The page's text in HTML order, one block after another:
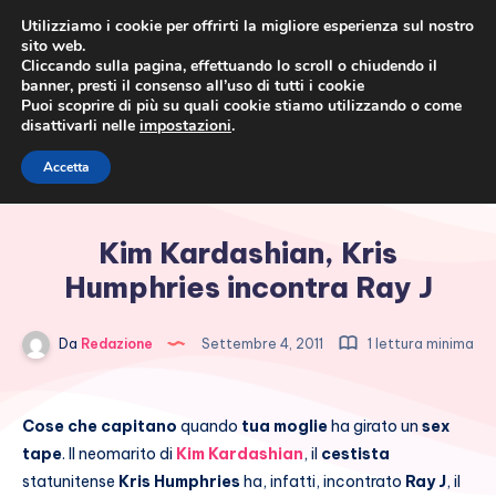
Kim Kardashian, Kris
Humphries incontra Ray J
Da Redazione Settembre 4, 2011 1 lettura minima
Cose che capitano quando tua moglieha girato un sex
tape. Il neomarito di Kim Kardashian, il cestista
statunitense Kris Humphries ha, infatti, incontrato Ray J, il
Utilizziamo i cookie per offrirti la migliore esperienza sul nostro
sito web.
Cliccando sulla pagina, effettuando lo scroll o chiudendo il
banner, presti il consenso all’uso di tutti i cookie
Puoi scoprire di più su quali cookie stiamo utilizzando o come
disattivarli nelle impostazioni.
Accetta